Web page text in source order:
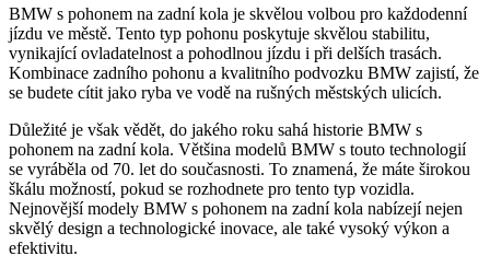
BMW s pohonem na zadní kola je skvělou volbou pro každodenní
jízdu ve městě. Tento typ pohonu poskytuje skvělou stabilitu,
vynikající ovladatelnost a pohodlnou jízdu i při delších trasách.
Kombinace zadního pohonu a kvalitního podvozku BMW zajistí, že
se budete cítit jako ryba ve vodě na rušných městských ulicích.
Důležité je však vědět, do jakého roku sahá historie BMW s
pohonem na zadní kola. Většina modelů BMW s touto technologií
se vyráběla od 70. let do současnosti. To znamená, že máte širokou
škálu možností, pokud se rozhodnete pro tento typ vozidla.
Nejnovější modely BMW s pohonem na zadní kola nabízejí nejen
skvělý design a technologické inovace, ale také vysoký výkon a
efektivitu.